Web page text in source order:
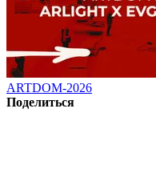
ARTDOM-2026
Поделиться